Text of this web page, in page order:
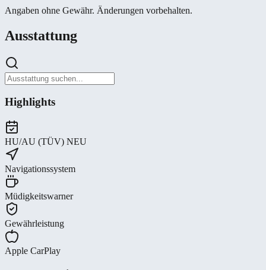
Angaben ohne Gewähr. Änderungen vorbehalten.
Ausstattung
Highlights
HU/AU (TÜV) NEU
Navigationssystem
Müdigkeitswarner
Gewährleistung
Apple CarPlay